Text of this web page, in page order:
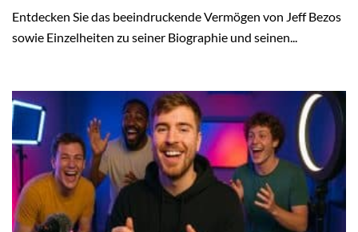
Entdecken Sie das beeindruckende Vermögen von Jeff Bezos
sowie Einzelheiten zu seiner Biographie und seinen...